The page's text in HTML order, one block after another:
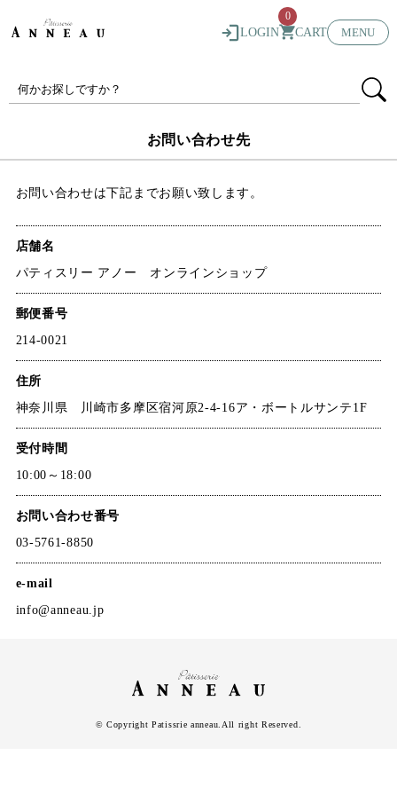
LOGIN CART
0
MENU
お問い合わせ先
お問い合わせは下記までお願い致します。
店舗名
パティスリー アノー オンラインショップ
郵便番号
214-0021
住所
神奈川県 川崎市多摩区宿河原2-4-16ア・ボートルサンテ1F
受付時間
10:00～18:00
お問い合わせ番号
03-5761-8850
e-mail
info@anneau.jp
© Copyright Patissrie anneau.All right Reserved.